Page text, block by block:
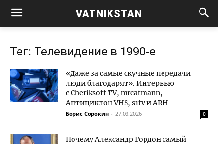
VATNIKSTAN
Тег: Телевидение в 1990-е
«Даже за самые скучные передачи
люди благодарят». Интервью
с Cheriksoft TV, mrcatmann,
Антициклон VHS, s1tv и ARH
Борис Сорокин - 27.03.2026 0
Почему Александр Гордон самый